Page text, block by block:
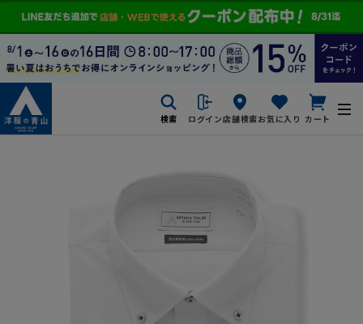
検索 ログイン店舗検索お気に入り カート